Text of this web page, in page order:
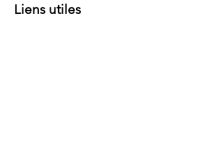
Liens utiles